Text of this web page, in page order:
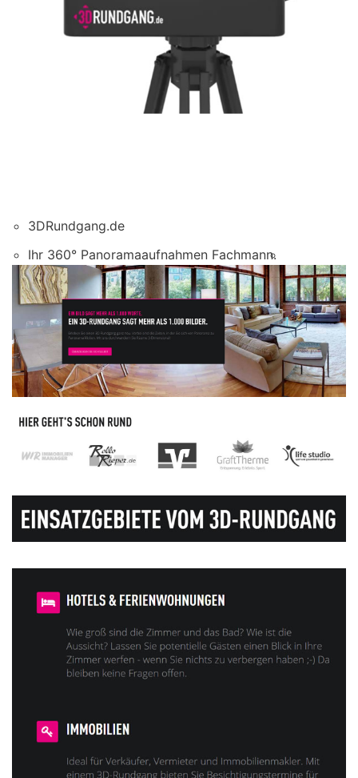
3DRundgang.de
Ihr 360° Panoramaaufnahmen Fachmann.